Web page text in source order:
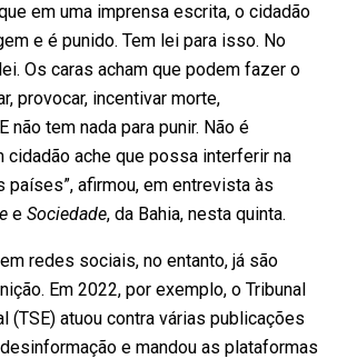
em uma imprensa escrita, o cidadão
e é punido. Tem lei para isso. No
Os caras acham que podem fazer o
provocar, incentivar morte,
não tem nada para punir. Não é
cidadão ache que possa interferir na
países”, afirmou, em entrevista às
e Sociedade, da Bahia, nesta quinta.
redes sociais, no entanto, já são
Em 2022, por exemplo, o Tribunal
(TSE) atuou contra várias publicações
e mandou as plataformas